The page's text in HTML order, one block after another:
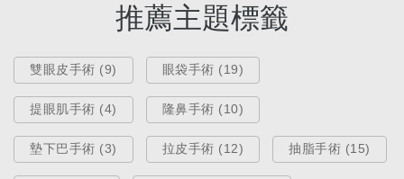
推薦主題標籤
雙眼皮手術 (9) 眼袋手術 (19)
提眼肌手術 (4) 隆鼻手術 (10)
墊下巴手術 (3) 拉皮手術 (12) 抽脂手術 (15)